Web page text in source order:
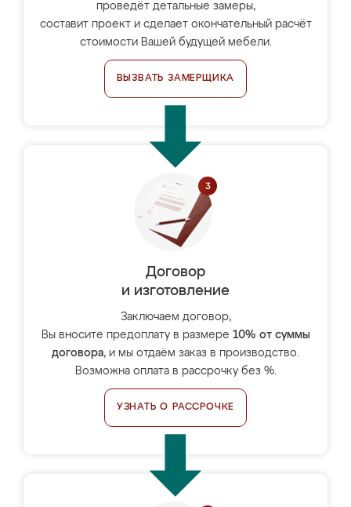
проведёт детальные замеры,
составит проект и сделает окончательный расчёт
стоимости Вашей будущей мебели.
ВЫЗВАТЬ ЗАМЕРЩИКА
Договор
и изготовление
Заключаем договор,
Вы вносите предоплату в размере 10% от суммы
договора, и мы отдаём заказ в производство.
Возможна оплата в рассрочку без %.
УЗНАТЬ О РАССРОЧКЕ